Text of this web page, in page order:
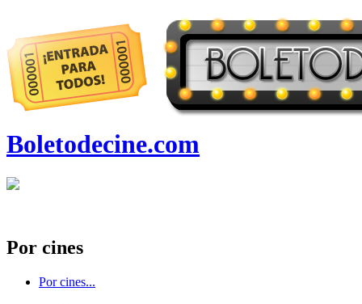
Boletodecine.com
Por cines
Por cines...